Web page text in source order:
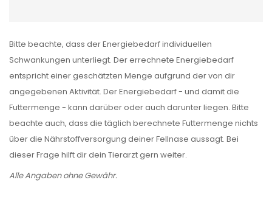
Bitte beachte, dass der Energiebedarf individuellen
Schwankungen unterliegt. Der errechnete Energiebedarf
entspricht einer geschätzten Menge aufgrund der von dir
angegebenen Aktivität. Der Energiebedarf - und damit die
Futtermenge - kann darüber oder auch darunter liegen. Bitte
beachte auch, dass die täglich berechnete Futtermenge nichts
über die Nährstoffversorgung deiner Fellnase aussagt. Bei
dieser Frage hilft dir dein Tierarzt gern weiter.
Alle Angaben ohne Gewähr.